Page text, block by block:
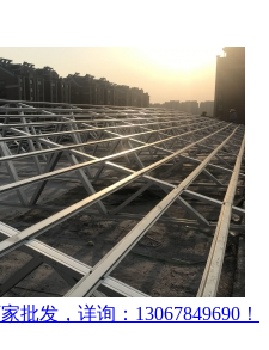
批发，详询：13067849690！